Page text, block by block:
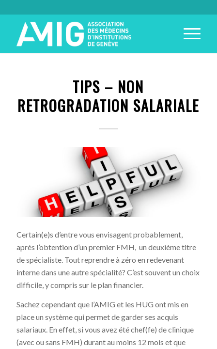
TIPS – NON
RETROGRADATION SALARIALE
Certain(e)s d’entre vous envisagent probablement,
après l’obtention d’un premier FMH, un deuxième titre
de spécialiste. Tout reprendre à zéro en redevenant
interne dans une autre spécialité? C’est souvent un choix
difficile, y compris sur le plan financier.
Sachez cependant que l’AMIG et les HUG ont mis en
place un système qui permet de garder ses acquis
salariaux. En effet, si vous avez été chef(fe) de clinique
(avec ou sans FMH) durant au moins 12 mois et que